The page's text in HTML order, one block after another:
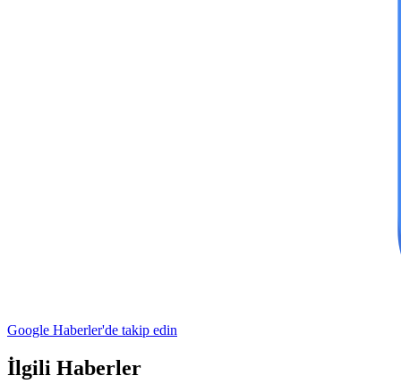
Google Haberler'de takip edin
İlgili Haberler